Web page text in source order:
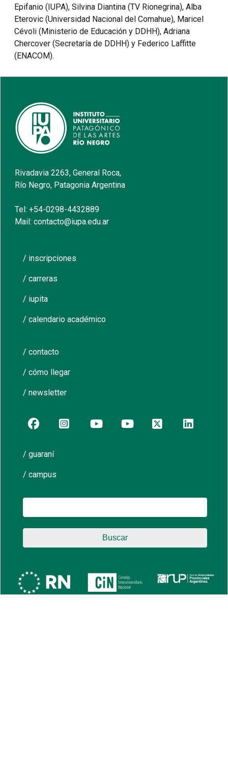
Epifanio (IUPA), Silvina Diantina (TV Rionegrina), Alba
Eterovic (Universidad Nacional del Comahue), Maricel
Cévoli (Ministerio de Educación y DDHH), Adriana
Chercover (Secretaría de DDHH) y Federico Laffitte
(ENACOM).
Rivadavia 2263, General Roca,
Río Negro, Patagonia Argentina
Tel: +54-0298-4432889
Mail: contacto@iupa.edu.ar
/ inscripciones
/ carreras
/ iupita
/ calendario académico
/ contacto
/ cómo llegar
/ newsletter
/ guaraní
/ campus
Buscar: